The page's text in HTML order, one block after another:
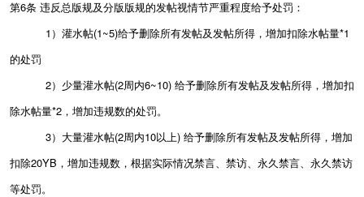
第6条 违反总版规及分版版规的发帖视情节严重程度给予处罚：
1 ）灌水帖(1~5)给予删除所有发帖及发帖所得，增加扣除水帖量*1
的处罚
2）少量灌水帖(2周内6~10) 给予删除所有发帖及发帖所得，增加扣
除水帖量*2 ，增加违规数的处罚。
3）大量灌水帖(2周内10以上) 给予删除所有发帖及发帖所得，增加
扣除20YB ，增加违规数，根据实际情况禁言、禁访、永久禁言、永久禁访
等处罚。